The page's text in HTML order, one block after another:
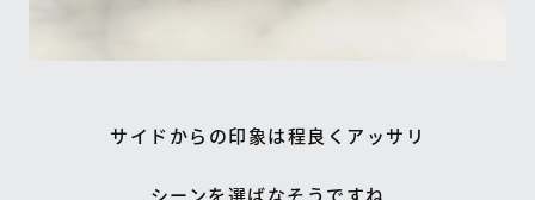
サイドからの印象は程良くアッサリ